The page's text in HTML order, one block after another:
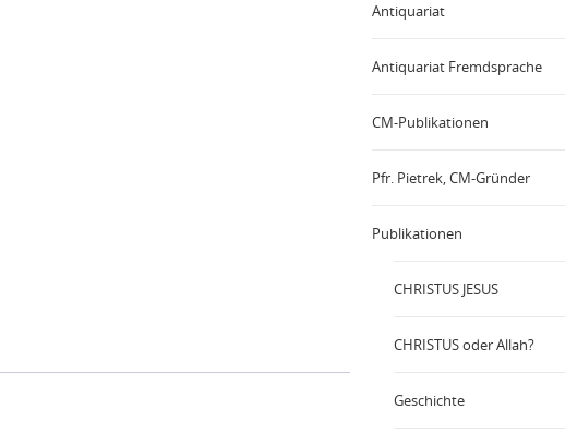
Antiquariat
Antiquariat Fremdsprache
CM-Publikationen
Pfr. Pietrek, CM-Gründer
Publikationen
CHRISTUS JESUS
CHRISTUS oder Allah?
Geschichte